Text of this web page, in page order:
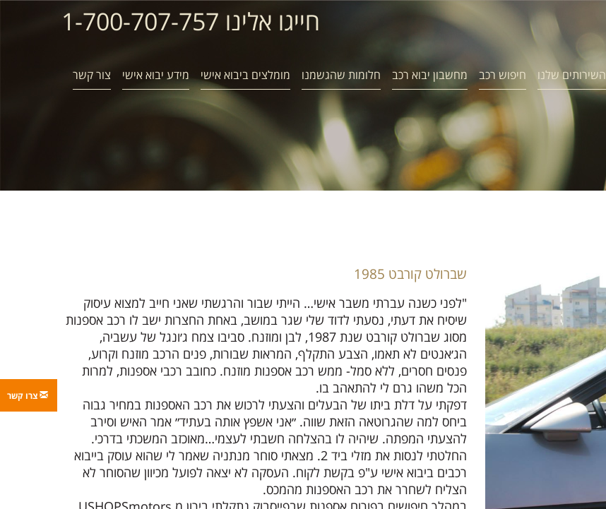
חייגו אלינו 1-700-707-757
השירותים שלנו חיפוש רכב מחשבון יבוא רכב חלומות שהגשמנו מומלצים ביבוא אישי מידע יבוא אישי צור קשר
שברולט קורבט 1985
"לפני כשנה עברתי משבר אישי… הייתי שבור והרגשתי שאני חייב למצוא עיסוק
שיסיח את דעתי, נסעתי לדוד שלי שגר במושב, באחת החצרות ישב לו רכב אספנות
מסוג שברולט קורבט שנת 1987, לבן ומוזנח. סביבו צמח ג׳ונגל של עשביה,
הג׳אנטים לא תאמו, הצבע התקלף, המראות שבורות, פנים הרכב מוזנח וקרוע,
פנסים חסרים, ללא סמל- ממש רכב אספנות מוזנח. כחובב רכבי אספנות, למרות
הכל משהו גרם לי להתאהב בו.
דפקתי על דלת ביתו של הבעלים והצעתי לרכוש את רכב האספנות במחיר גבוה
ביחס למה שהגרוטאה הזאת שווה. ״אני אשפץ אותה בעתיד״ אמר האיש וסירב
להצעתי המפתה. שיהיה לו בהצלחה חשבתי לעצמי…מאוכזב המשכתי בדרכי.
החלטתי לנסות את מזלי ביד 2. מצאתי סוחר מנתניה שאמר לי שהוא עוסק בייבוא
רכבים ביבוא אישי ע"פ בקשת לקוח. העסקה לא יצאה לפועל מכיוון שהסוחר לא
הצליח לשחרר את רכב האספנות מהמכס.
צרו קשר